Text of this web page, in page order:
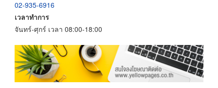
02-935-6916
เวลาทำการ
จันทร์-ศุกร์ เวลา 08:00-18:00